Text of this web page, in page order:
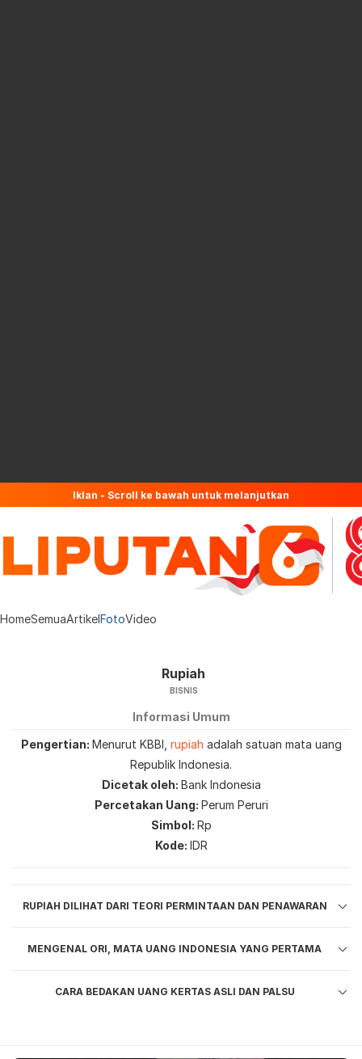
Iklan - Scroll ke bawah untuk melanjutkan
HomeSemuaArtikelFotoVideo
Rupiah
BISNIS
Informasi Umum
Pengertian Menurut KBBI, rupiah adalah satuan mata uang
Republik Indonesia.
Dicetak oleh Bank Indonesia
Percetakan Uang Perum Peruri
Simbol Rp
Kode IDR
RUPIAH DILIHAT DARI TEORI PERMINTAAN DAN PENAWARAN
MENGENAL ORI, MATA UANG INDONESIA YANG PERTAMA
CARA BEDAKAN UANG KERTAS ASLI DAN PALSU